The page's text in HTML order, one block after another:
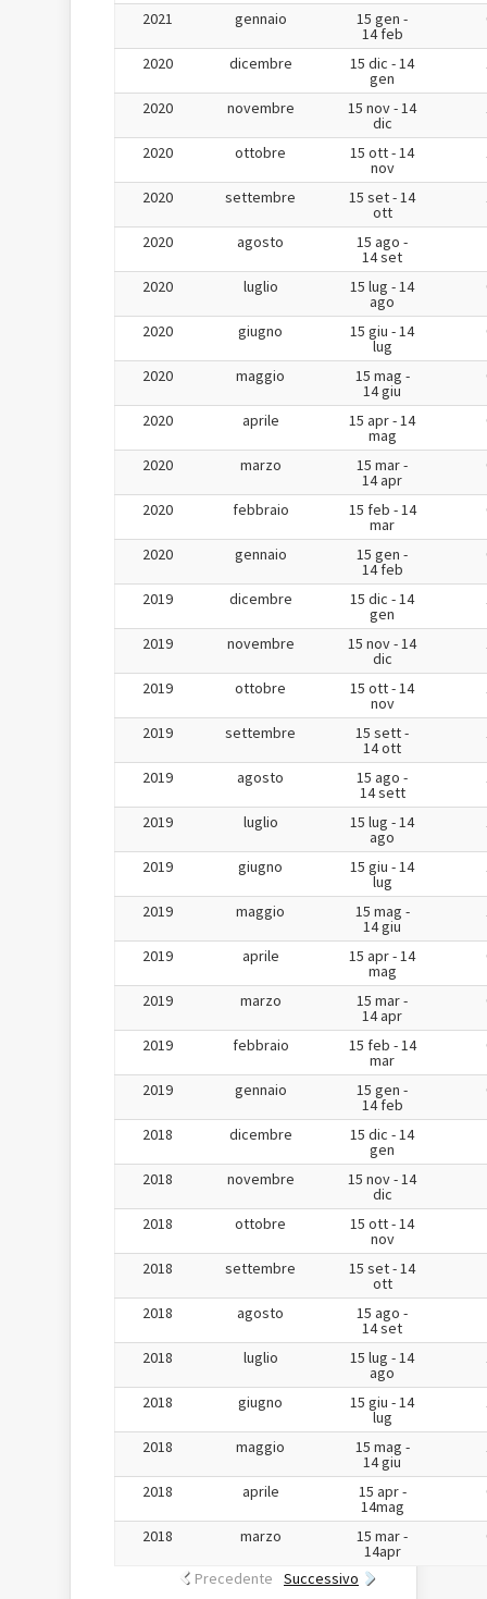
2021 gennaio 15 gen -
14 feb
2020 dicembre 15 dic - 14
gen
2020 novembre 15 nov - 14
dic
2020 ottobre 15 ott - 14
nov
2020 settembre 15 set - 14
ott
2020 agosto 15 ago -
14 set
2020
luglio 15 lug - 14
ago
2020 giugno 15 giu - 14
lug
2020 maggio 15 mag -
14 giu
2020 aprile 15 apr - 14
mag
2020 marzo 15 mar -
14 apr
2020 febbraio 15 feb - 14
mar
2020 gennaio 15 gen -
14 feb
2019 dicembre 15 dic - 14
gen
2019 novembre 15 nov - 14
dic
2019 ottobre 15 ott - 14
nov
2019 settembre 15 sett -
14 ott
2019 agosto 15 ago -
14 sett
2019 luglio 15 lug - 14
ago
2019 giugno 15 giu - 14
lug
2019 maggio 15 mag -
14 giu
2019 aprile 15 apr - 14
mag
2019 marzo 15 mar -
14 apr
2019 febbraio 15 feb - 14
mar
2019 gennaio 15 gen -
14 feb
2018 dicembre 15 dic - 14
gen
2018 novembre 15 nov - 14
dic
2018 ottobre 15 ott - 14
nov
2018 settembre 15 set - 14
ott
2018 agosto 15 ago -
14 set
2018 luglio 15 lug - 14
ago
2018 giugno 15 giu - 14
lug
2018 maggio 15 mag -
14 giu
2018 aprile 15 apr -
14mag
2018 marzo 15 mar -
14apr
Precedente Successivo